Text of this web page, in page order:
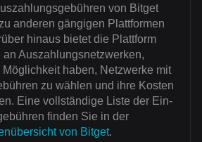
von Bitget
anderen gängigen Plattformen
hinaus bietet die Plattform
Auszahlungsnetzwerken,
haben, Netzwerke mit
zu wählen und ihre Kosten
Eine vollständige Liste der Ein-
finden Sie in der
von Bitget.